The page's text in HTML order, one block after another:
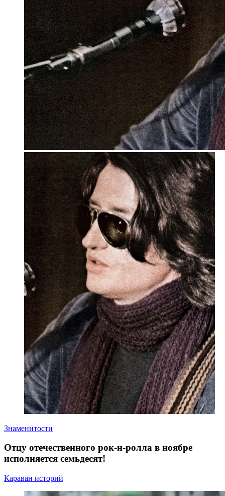
Знаменитости
Отцу отечественного рок-н-ролла в ноябре
исполняется семьдесят!
Караван историй